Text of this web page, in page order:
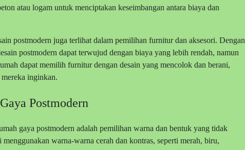
atau logam untuk menciptakan keseimbangan antara biaya dan
postmodern juga terlihat dalam pemilihan furnitur dan aksesori. Dengan
postmodern dapat terwujud dengan biaya yang lebih rendah, namun
dapat memilih furnitur dengan desain yang mencolok dan berani,
inginkan.
Postmodern
gaya postmodern adalah pemilihan warna dan bentuk yang tidak
warna-warna cerah dan kontras, seperti merah, biru,